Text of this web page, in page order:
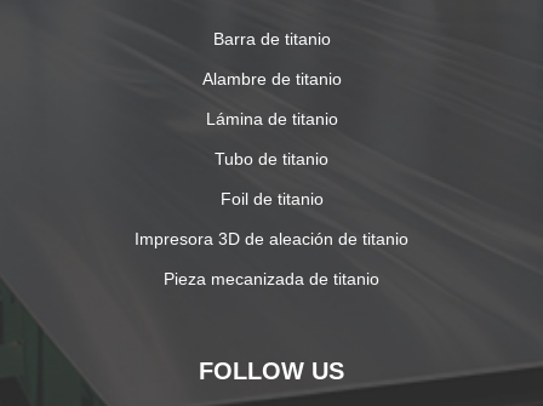
Barra de titanio
Alambre de titanio
Lámina de titanio
Tubo de titanio
Foil de titanio
Impresora 3D de aleación de titanio
Pieza mecanizada de titanio
FOLLOW US